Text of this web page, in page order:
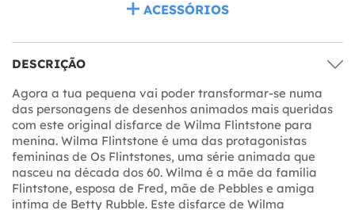
ACESSÓRIOS
DESCRIÇÃO
Agora a tua pequena vai poder transformar-se numa
das personagens de desenhos animados mais queridas
com este original disfarce de Wilma Flintstone para
menina. Wilma Flintstone é uma das protagonistas
femininas de Os Flintstones, uma série animada que
nasceu na década dos 60. Wilma é a mãe da família
Flintstone, esposa de Fred, mãe de Pebbles e amiga
íntima de Betty Rubble. Este disfarce de Wilma